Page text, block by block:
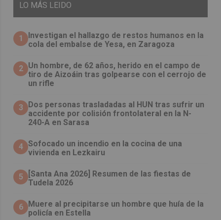
LO MÁS LEIDO
1
Investigan el hallazgo de restos humanos en la
cola del embalse de Yesa, en Zaragoza
2 Un hombre, de 62 años, herido en el campo de
tiro de Aizoáin tras golpearse con el cerrojo de
un rifle
3
​Dos personas trasladadas al HUN tras sufrir un
accidente por colisión frontolateral en la N-
240-A en Sarasa
4 Sofocado un incendio en la cocina de una
vivienda en Lezkairu
5
[Santa Ana 2026] Resumen de las fiestas de
Tudela 2026
6
Muere al precipitarse un hombre que huía de la
policía en Estella